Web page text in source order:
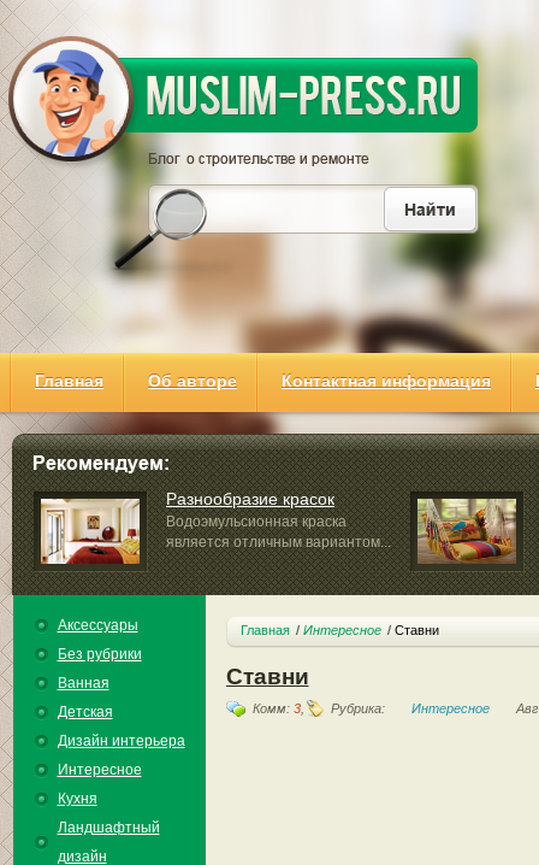
Главная Об авторе Контактная информация
Разнообразие красок
Водоэмульсионная краска
является отличным вариантом...
Аксессуары
Без рубрики
Ванная
Детская
Дизайн интерьера
Интересное
Кухня
Ландшафтный
дизайн
Главная Интересное Ставни
Ставни
Комм: 3, Рубрика: Интересное